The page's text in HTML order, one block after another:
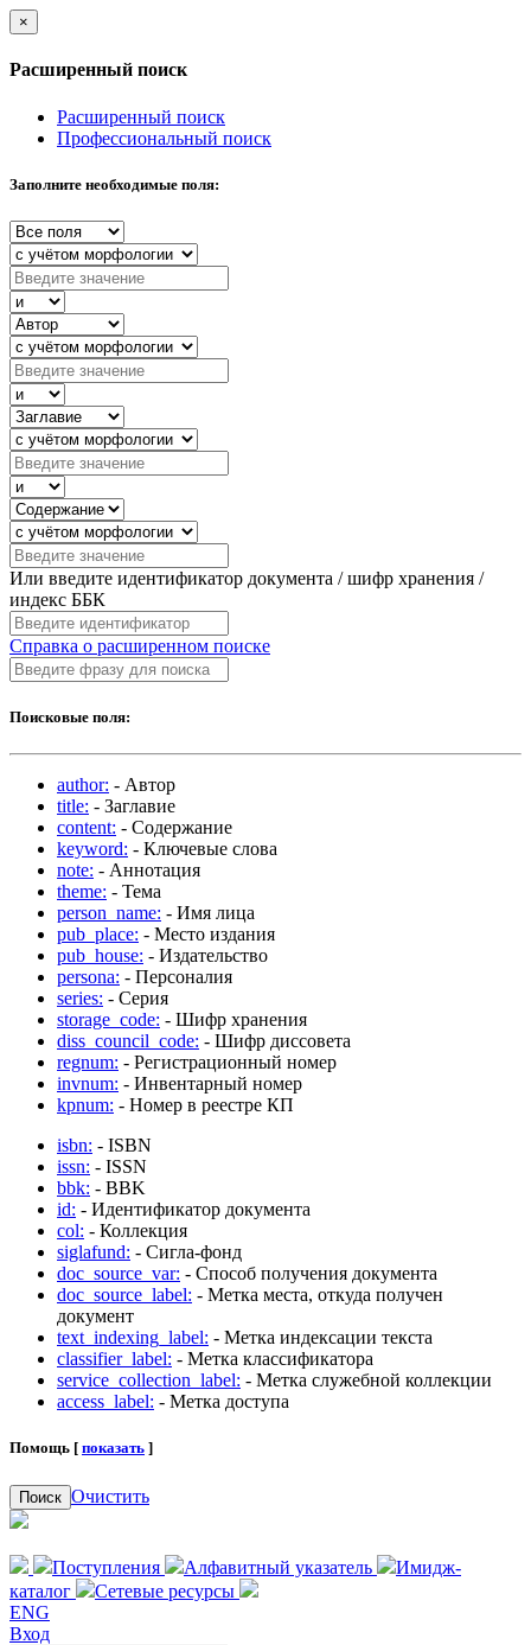
×
Расширенный поиск
Расширенный поиск
Профессиональный поиск
Заполните необходимые поля:
Или введите идентификатор документа / шифр хранения /
индекс ББК
Справка о расширенном поиске
Поисковые поля:
author: - Автор
title: - Заглавие
content: - Содержание
keyword: - Ключевые слова
note: - Аннотация
theme: - Тема
person_name: - Имя лица
pub_place: - Место издания
pub_house: - Издательство
persona: - Персоналия
series: - Серия
storage_code: - Шифр хранения
diss_council_code: - Шифр диссовета
regnum: - Регистрационный номер
invnum: - Инвентарный номер
kpnum: - Номер в реестре КП
isbn: - ISBN
issn: - ISSN
bbk: - BBK
id: - Идентификатор документа
col: - Коллекция
siglafund: - Сигла-фонд
doc_source_var: - Способ получения документа
doc_source_label: - Метка места, откуда получен
документ
text_indexing_label: - Метка индексации текста
classifier_label: - Метка классификатора
service_collection_label: - Метка служебной коллекции
access_label: - Метка доступа
Помощь [ показать ]
Поиск Очистить
Поступления Алфавитный указатель
Имидж-
каталог
Сетевые ресурсы
ENG
Вход